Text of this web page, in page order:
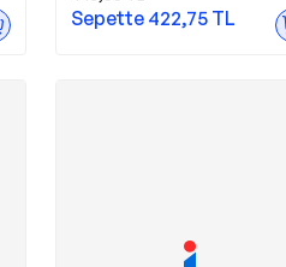
Sepette 422,75 TL